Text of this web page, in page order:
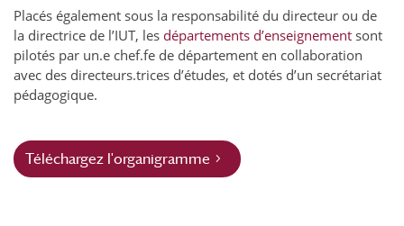
Placés également sous la responsabilité du directeur ou de
la directrice de l’IUT, les départements d’enseignement sont
pilotés par un.e chef.fe de département en collaboration
avec des directeurs.trices d’études, et dotés d’un secrétariat
pédagogique.
Téléchargez l'organigramme